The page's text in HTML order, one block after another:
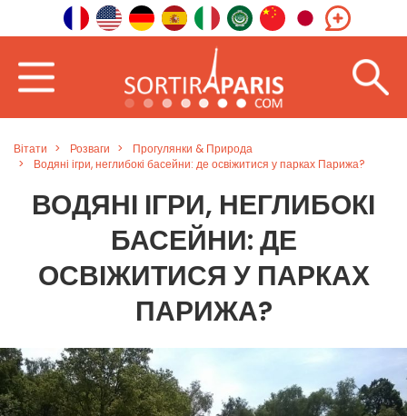
Вітати Розваги
Прогулянки & Природа
Водяні ігри, неглибокі басейни: де освіжитися у парках Парижа?
ВОДЯНІ ІГРИ, НЕГЛИБОКІ
БАСЕЙНИ: ДЕ
ОСВІЖИТИСЯ У ПАРКАХ
ПАРИЖА?